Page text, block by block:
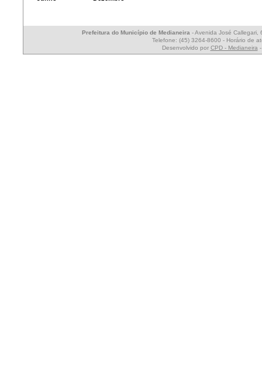
Prefeitura do Município de Medianeira- Avenida José Callegari,
Telefone: (45) 3264-8600 - Horário de
Desenvolvido por CPD - Medianeira-